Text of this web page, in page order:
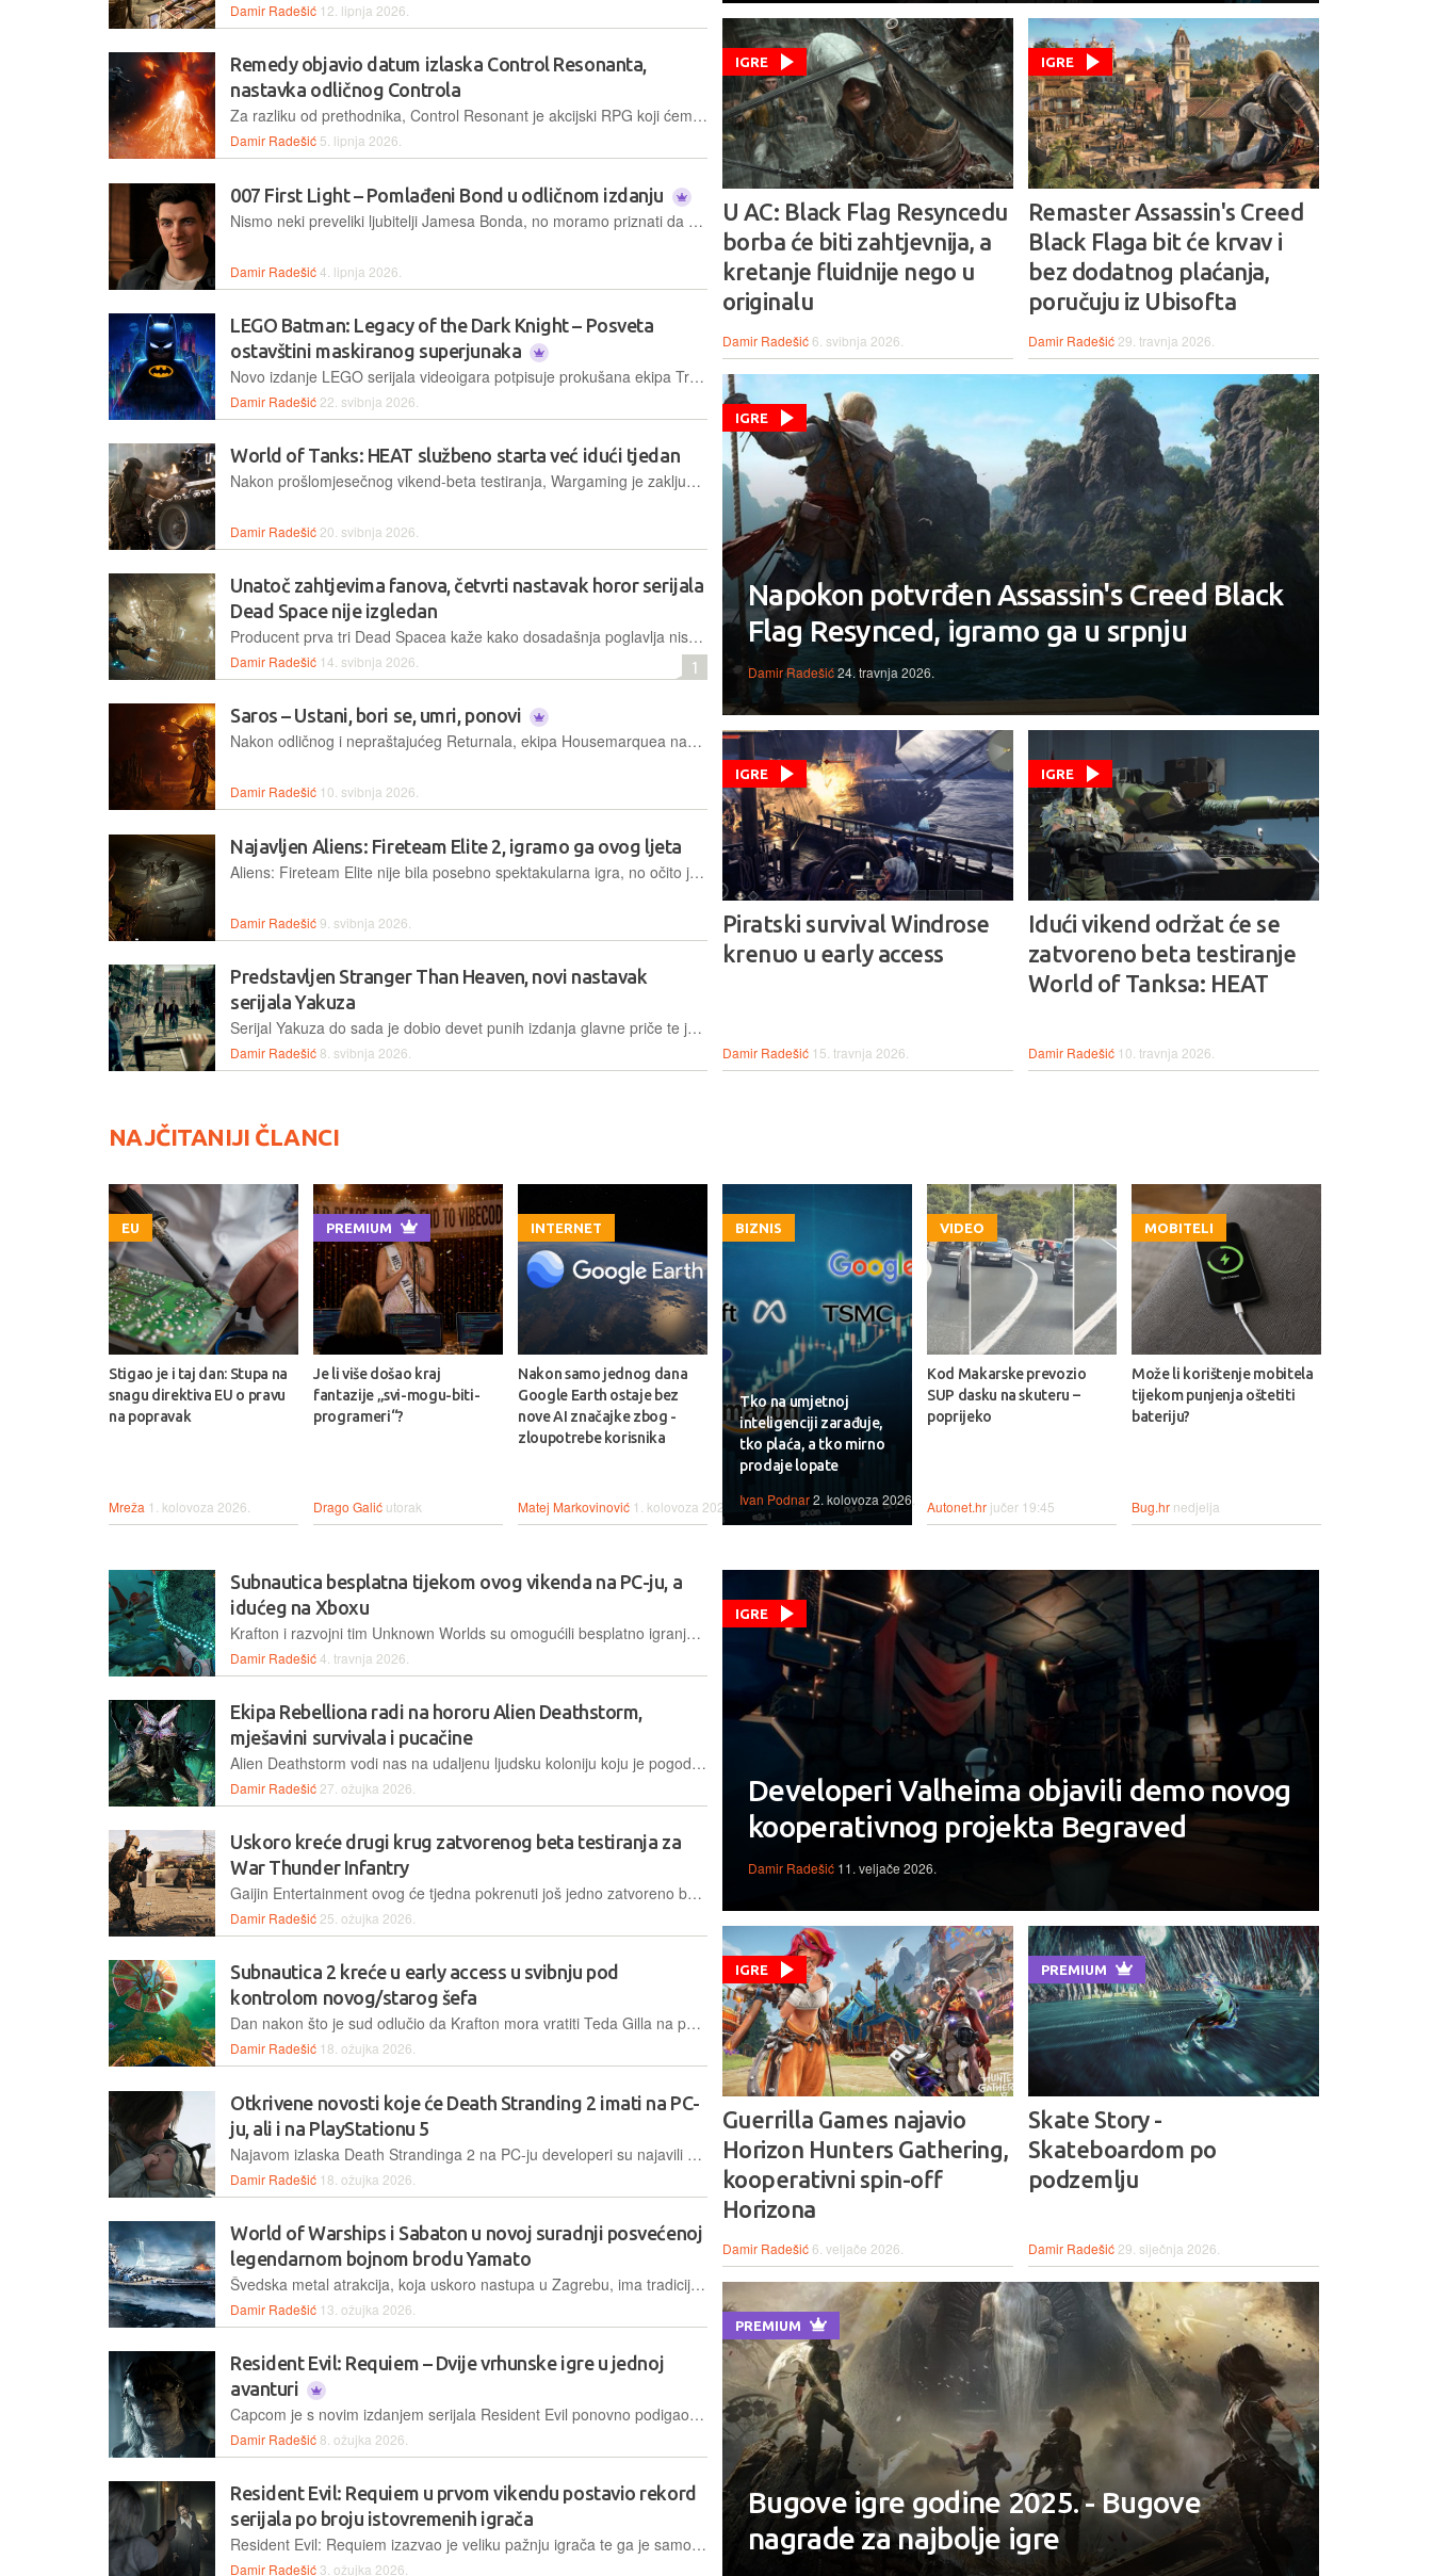
Damir Radešić 12. lipnja 2026.
Remedy objavio datum izlaska Control Resonanta,
nastavka odličnog Controla
Za razliku od prethodnika, Control Resonant je akcijski RPG koji ćemo imati priliku zaigrati 24. rujna na svim platformama
Damir Radešić 5. lipnja 2026.
007 First Light – Pomlađeni Bond u odličnom izdanju
Nismo neki preveliki ljubitelji Jamesa Bonda, no moramo priznati da se najpoznatiji svjetski agent više nego solidno snašao u novoj avanturi koja govori o njegovim počecima u MI6
Damir Radešić4. lipnja 2026.
LEGO Batman: Legacy of the Dark Knight – Posveta
ostavštini maskiranog superjunaka
Novo izdanje LEGO serijala videoigara potpisuje prokušana ekipa Traveller's Talesa, koja ne donosi novu avanturu Batmana, već prikazuje neke njegove dogodovštine u potpuno novom svjetlu
Damir Radešić 22. svibnja 2026.
World of Tanks: HEAT službeno starta već idući tjedan
Nakon prošlomjesečnog vikend-beta testiranja, Wargaming je zaključio da je njihov novi projekt World of Tanks: HEAT spreman za službeni izlazak, kojeg su zakazali za 26. svibnja
Damir Radešić 20. svibnja 2026.
Unatoč zahtjevima fanova, četvrti nastavak horor serijala
Dead Space nije izgledan
Producent prva tri Dead Spacea kaže kako dosadašnja poglavlja nisu ostvarila minimalne prodajne rezultate koji bi osigurali financiranje novog nastavka
Damir Radešić 14. svibnja 2026. 1
Saros – Ustani, bori se, umri, ponovi
Nakon odličnog i nepraštajućeg Returnala, ekipa Housemarquea nam predstavlja svoj novi projekt koji je građen na istim temeljima, ali uz primjetno olakšavanje napretka
Damir Radešić 10. svibnja 2026.
Najavljen Aliens: Fireteam Elite 2, igramo ga ovog ljeta
Aliens: Fireteam Elite nije bila posebno spektakularna igra, no očito je ostvarila pozitivan financijski rezultat s obzirom na to da je jučer najavljen njezin nastavak
Damir Radešić9. svibnja 2026.
Predstavljen Stranger Than Heaven, novi nastavak
serijala Yakuza
Serijal Yakuza do sada je dobio devet punih izdanja glavne priče te još više spin-offova, a ove zime imat ćemo priliku zaigrati i novo poglavlje koje nas vodi u vrijeme nastanka Tojo klana
Damir Radešić8. svibnja 2026.
IGRE
U AC: Black Flag Resyncedu
borba će biti zahtjevnija, a
kretanje fluidnije nego u
originalu
Damir Radešić 6. svibnja 2026.
IGRE
Remaster Assassin's Creed
Black Flaga bit će krvav i
bez dodatnog plaćanja,
poručuju iz Ubisofta
Damir Radešić 29. travnja 2026.
IGRE
Napokon potvrđen Assassin's Creed Black
Flag Resynced, igramo ga u srpnju
Damir Radešić24. travnja 2026.
IGRE
Piratski survival Windrose
krenuo u early access
Damir Radešić 15. travnja 2026.
IGRE
Idući vikend održat će se
zatvoreno beta testiranje
World of Tanksa: HEAT
Damir Radešić 10. travnja 2026.
NAJČITANIJI ČLANCI
EU
Stigao je i taj dan: Stupa na
snagu direktiva EU o pravu
na popravak
Mreža 1. kolovoza 2026.
PREMIUM
Je li više došao kraj
fantazije „svi-mogu-biti-
programeri“?
Drago Galić utorak
INTERNET
Nakon samo jednog dana
Google Earth ostaje bez
nove AI značajke zbog -
zloupotrebe korisnika
Matej Markovinović 1. kolovoza 2026.
BIZNIS
Tko na umjetnoj
inteligenciji zarađuje,
tko plaća, a tko mirno
prodaje lopate
Ivan Podnar2. kolovoza 2026.
VIDEO
Kod Makarske prevozio
SUP dasku na skuteru –
poprijeko
Autonet.hr jučer 19:45
MOBITELI
Može li korištenje mobitela
tijekom punjenja oštetiti
bateriju?
Bug.hr nedjelja
Subnautica besplatna tijekom ovog vikenda na PC-ju, a
idućeg na Xboxu
Krafton i razvojni tim Unknown Worlds su omogućili besplatno igranje prve Subnautice do 6. travnja na Epic Games Storeu i Steamu, a idući vikend takvu će priliku dobiti vlasnici Xboxa
Damir Radešić4. travnja 2026.
Ekipa Rebelliona radi na hororu Alien Deathstorm,
mješavini survivala i pucačine
Alien Deathstorm vodi nas na udaljenu ljudsku koloniju koju je pogodila katastrofalna oluja, a kao da ni to nije dovoljno, pod najezdom je ne baš prijateljskih vanzemaljaca
Damir Radešić 27. ožujka 2026.
Uskoro kreće drugi krug zatvorenog beta testiranja za
War Thunder Infantry
Gaijin Entertainment ovog će tjedna pokrenuti još jedno zatvoreno beta testiranje za War Thunder Infantry, koji u ovu franšizu uvodi pješačko napucavanje
Damir Radešić 25. ožujka 2026.
Subnautica 2 kreće u early access u svibnju pod
kontrolom novog/starog šefa
Dan nakon što je sud odlučio da Krafton mora vratiti Teda Gilla na poziciju šefa Unknown Worldsa, najavljen je ulazak Subnautice 2 u program ranog pristupa
Damir Radešić 18. ožujka 2026.
Otkrivene novosti koje će Death Stranding 2 imati na PC-
ju, ali i na PlayStationu 5
Najavom izlaska Death Strandinga 2 na PC-ju developeri su najavili uobičajene prilagodbe novoj platformi, ali i natuknuli da će u igru biti ubačeni novi sadržaji
Damir Radešić 18. ožujka 2026.
World of Warships i Sabaton u novoj suradnji posvećenoj
legendarnom bojnom brodu Yamato
Švedska metal atrakcija, koja uskoro nastupa u Zagrebu, ima tradiciju suradnje s Wargamingom koju nastavlja novim singlom Yamato i tematskom kolekcijom „The Legend of Sabaton“
Damir Radešić 13. ožujka 2026.
Resident Evil: Requiem – Dvije vrhunske igre u jednoj
avanturi
Capcom je s novim izdanjem serijala Resident Evil ponovno podigao ljestvicu kvalitete u žanru horora, no ovaj put odlučio je zadovoljiti širi krug igrača dvostrukim pristupom survival tematici
Damir Radešić8. ožujka 2026.
Resident Evil: Requiem u prvom vikendu postavio rekord
serijala po broju istovremenih igrača
Resident Evil: Requiem izazvao je veliku pažnju igrača te ga je samo na Steamu u prvom vikendu nakon izlaska zaigralo gotovo 350.000 igrača istovremeno
Damir Radešić 3. ožujka 2026.
IGRE
Developeri Valheima objavili demo novog
kooperativnog projekta Begraved
Damir Radešić 11. veljače 2026.
IGRE
Guerrilla Games najavio
Horizon Hunters Gathering,
kooperativni spin-off
Horizona
Damir Radešić 6. veljače 2026.
PREMIUM
Skate Story -
Skateboardom po
podzemlju
Damir Radešić 29. siječnja 2026.
PREMIUM
Bugove igre godine 2025. - Bugove
nagrade za najbolje igre